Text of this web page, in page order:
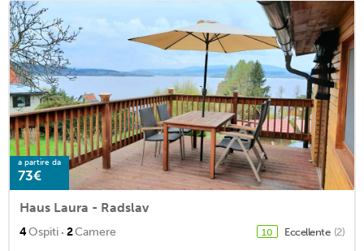
a partire da
73€
Haus Laura - Radslav
4Ospiti · 2Camere 10 Eccellente (2)